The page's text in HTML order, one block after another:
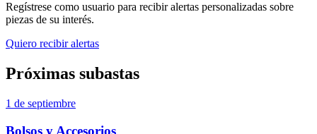
Regístrese como usuario para recibir alertas personalizadas sobre
piezas de su interés.
Quiero recibir alertas
Próximas subastas
1 de septiembre
Bolsos y Accesorios